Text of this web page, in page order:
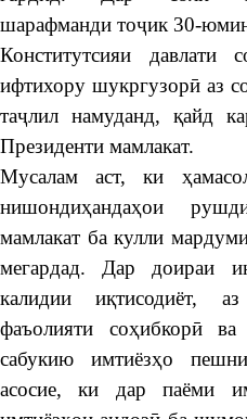
шарафманди тоҷик 30-
Конститутсияи давлати
ифтихору шукргузорӣ аз
таҷлил намуданд, қайд
Президенти мамлакат.
Мусалам аст, ки
нишондиҳандаҳои
мамлакат ба кулли
мегардад. Дар доираи
калидии иқтисодиёт,
фаъолияти соҳибкорӣ
сабукию имтиёзҳо
асосие, ки дар паёми